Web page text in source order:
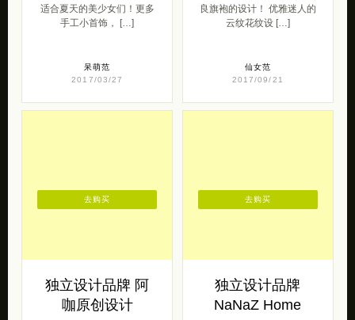
适合夏天的美少女们！更多
手工小首饰， […]
呆萌范
2017/03/27
良旗袍的设计！ 优雅迷人的
云纹花纹设 […]
仙女范
2017/09/21
独立设计品牌 阿
咖原创设计
去购买
独立设计品牌
NaNaZ Home
去购买